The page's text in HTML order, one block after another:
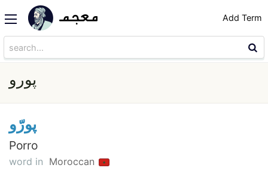
Add Term
پورو
پورّو
Porro
word in Moroccan